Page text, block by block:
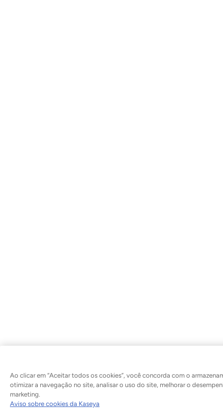
Ao clicar em “Aceitar todos os cookies”, você concorda com o
otimizar a navegação no site, analisar o uso do site, melhorar o
marketing.
Aviso sobre cookies da Kaseya